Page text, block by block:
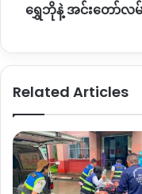
အဲ့ဒီစခန်းသိမ်းတိုက်ပွဲ မှ
ဘ
ပြီး
By – Zaw Zaw
ရွှေဘိုနဲ့ အင်းတော်လ
Related Articles